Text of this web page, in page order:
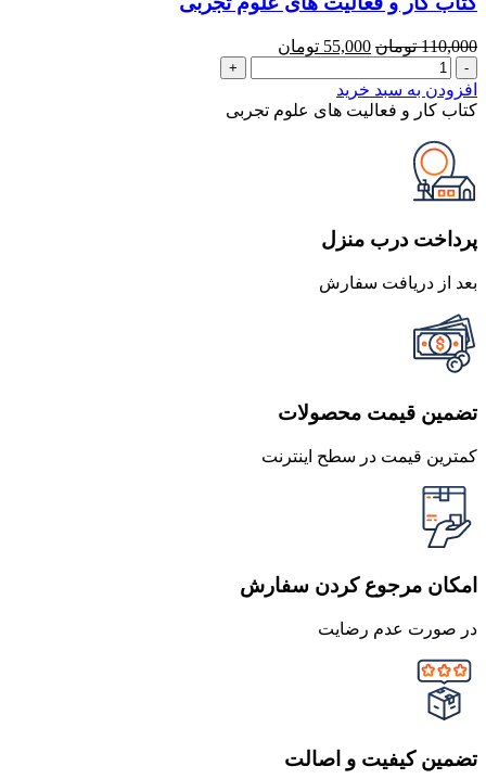
110,000 تومان قیمت
بود.
55,000 تومان
فعلی
است.
کتاب
کار
و
های
علوم
تجربی
افزودن به سبد خرید
کتاب کار و فعالیت های علوم تجربی
پرداخت درب منزل
بعد از دریافت سفارش
تضمین قیمت محصولات
کمترین قیمت در سطح اینترنت
امکان مرجوع کردن سفارش
در صورت عدم رضایت
تضمین کیفیت و اصالت